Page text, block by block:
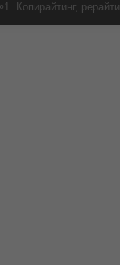
Копирайтинг,